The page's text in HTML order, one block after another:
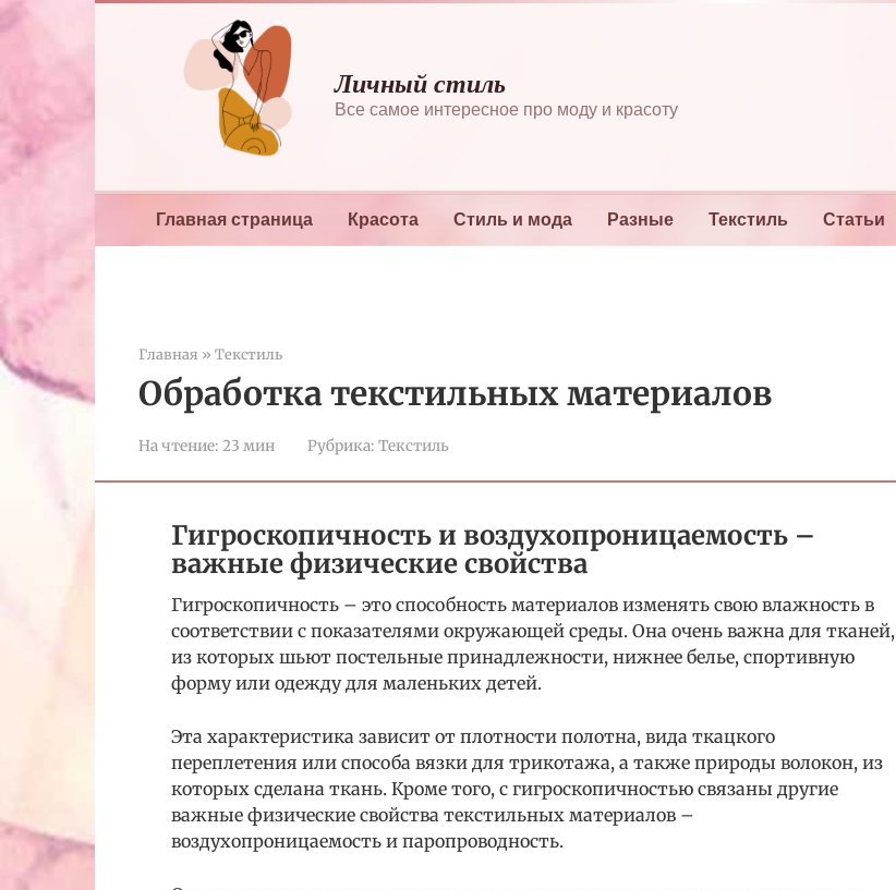
Перейти
к
Личный стиль
Все самое интересное про моду и красоту
Главная страница Красота Стиль и мода Разные Текстиль Статьи
Главная » Текстиль
Обработка текстильных материалов
На чтение: 23 мин Рубрика: Текстиль
Гигроскопичность и воздухопроницаемость –
важные физические свойства
Гигроскопичность – это способность материалов изменять свою влажность в
соответствии с показателями окружающей среды. Она очень важна для тканей,
из которых шьют постельные принадлежности, нижнее белье, спортивную
форму или одежду для маленьких детей.
Эта характеристика зависит от плотности полотна, вида ткацкого
переплетения или способа вязки для трикотажа, а также природы волокон, из
которых сделана ткань. Кроме того, с гигроскопичностью связаны другие
важные физические свойства текстильных материалов –
воздухопроницаемость и паропроводность.